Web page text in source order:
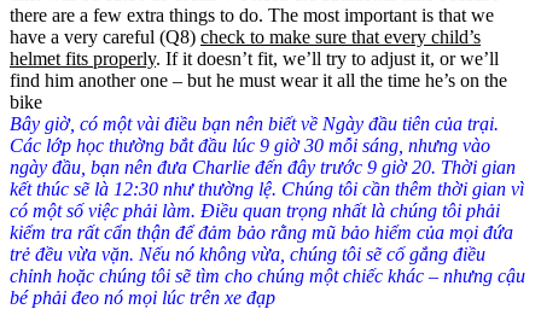
there are a few extra things to do. The most important is that we
have a very careful (Q8) check to make sure that every child’s
helmet fits properly. If it doesn’t fit, we’ll try to adjust it, or we’ll
find him another one – but he must wear it all the time he’s on the
bike
Bây giờ, có một vài điều bạn nên biết về Ngày đầu tiên của trại.
Các lớp học thường bắt đầu lúc 9 giờ 30 mỗi sáng, nhưng vào
ngày đầu, bạn nên đưa Charlie đến đây trước 9 giờ 20. Thời gian
kết thúc sẽ là 12:30 như thường lệ. Chúng tôi cần thêm thời gian vì
có một số việc phải làm. Điều quan trọng nhất là chúng tôi phải
kiểm tra rất cẩn thận để đảm bảo rằng mũ bảo hiểm của mọi đứa
trẻ đều vừa vặn. Nếu nó không vừa, chúng tôi sẽ cố gắng điều
chỉnh hoặc chúng tôi sẽ tìm cho chúng một chiếc khác – nhưng cậu
bé phải đeo nó mọi lúc trên xe đạp